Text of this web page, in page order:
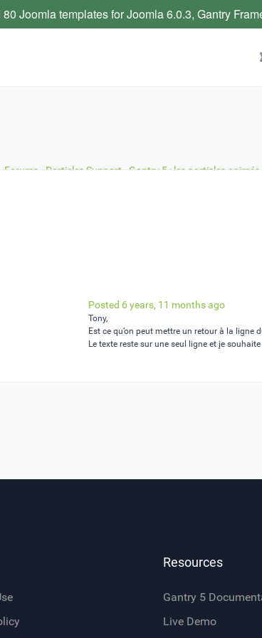
Forums Particles Support Gantry 5 : les particles
Posted 6 years, 11 months ago
Tony,
Est ce qu’on peut mettre un retour à la ligne
Le texte reste sur une seul ligne et je
Resources
Gantry 5
Live Demo
Joomla templates for Joomla 6.0.3, Gantry